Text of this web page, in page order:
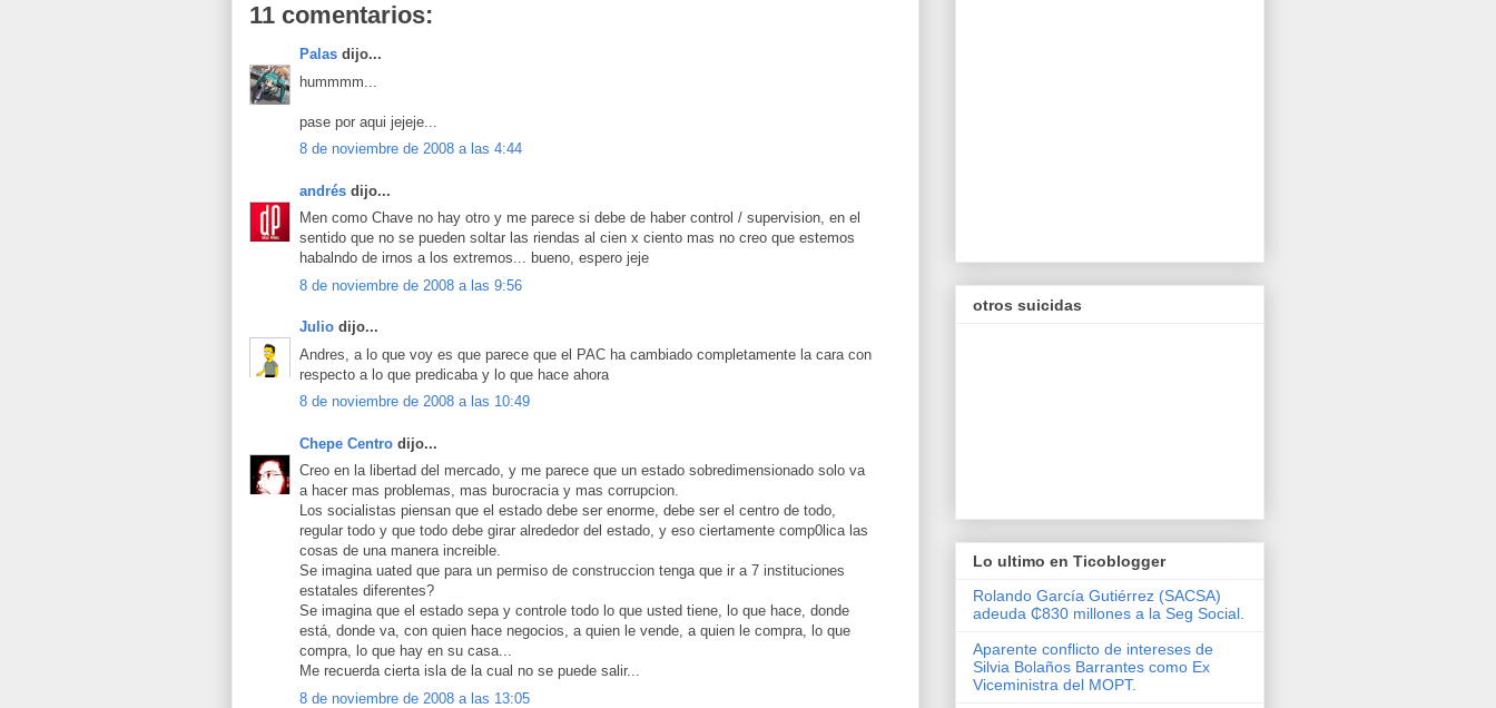
11 comentarios:
Palas dijo...
hummmm...
pase por aqui jejeje...
8 de noviembre de 2008 a las 4:44
andrés dijo...
Men como Chave no hay otro y me parece si debe de haber control / supervision, en el
sentido que no se pueden soltar las riendas al cien x ciento mas no creo que estemos
habalndo de irnos a los extremos... bueno, espero jeje
8 de noviembre de 2008 a las 9:56
Julio dijo...
Andres, a lo que voy es que parece que el PAC ha cambiado completamente la cara con
respecto a lo que predicaba y lo que hace ahora
8 de noviembre de 2008 a las 10:49
Chepe Centro dijo...
Creo en la libertad del mercado, y me parece que un estado sobredimensionado solo va
a hacer mas problemas, mas burocracia y mas corrupcion.
Los socialistas piensan que el estado debe ser enorme, debe ser el centro de todo,
regular todo y que todo debe girar alrededor del estado, y eso ciertamente comp0lica las
cosas de una manera increible.
Se imagina uated que para un permiso de construccion tenga que ir a 7 instituciones
estatales diferentes?
Se imagina que el estado sepa y controle todo lo que usted tiene, lo que hace, donde
está, donde va, con quien hace negocios, a quien le vende, a quien le compra, lo que
compra, lo que hay en su casa...
Me recuerda cierta isla de la cual no se puede salir...
8 de noviembre de 2008 a las 13:05
otros suicidas
Lo ultimo en Ticoblogger
Rolando García Gutiérrez (SACSA)
adeuda ₵830 millones a la Seg Social.
Aparente conflicto de intereses de
Silvia Bolaños Barrantes como Ex
Viceministra del MOPT.